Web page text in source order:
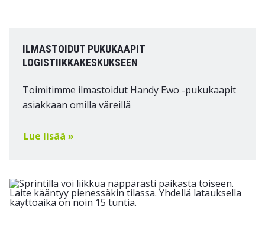
ILMASTOIDUT PUKUKAAPIT
LOGISTIIKKAKESKUKSEEN
Toimitimme ilmastoidut Handy Ewo -pukukaapit
asiakkaan omilla väreillä
Lue lisää »